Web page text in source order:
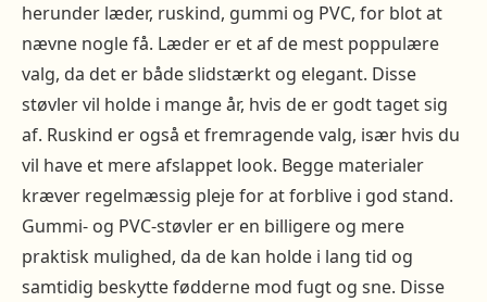
herunder læder, ruskind, gummi og PVC, for blot at
nævne nogle få. Læder er et af de mest poppulære
valg, da det er både slidstærkt og elegant. Disse
støvler vil holde i mange år, hvis de er godt taget sig
af. Ruskind er også et fremragende valg, især hvis du
vil have et mere afslappet look. Begge materialer
kræver regelmæssig pleje for at forblive i god stand.
Gummi- og PVC-støvler er en billigere og mere
praktisk mulighed, da de kan holde i lang tid og
samtidig beskytte fødderne mod fugt og sne. Disse